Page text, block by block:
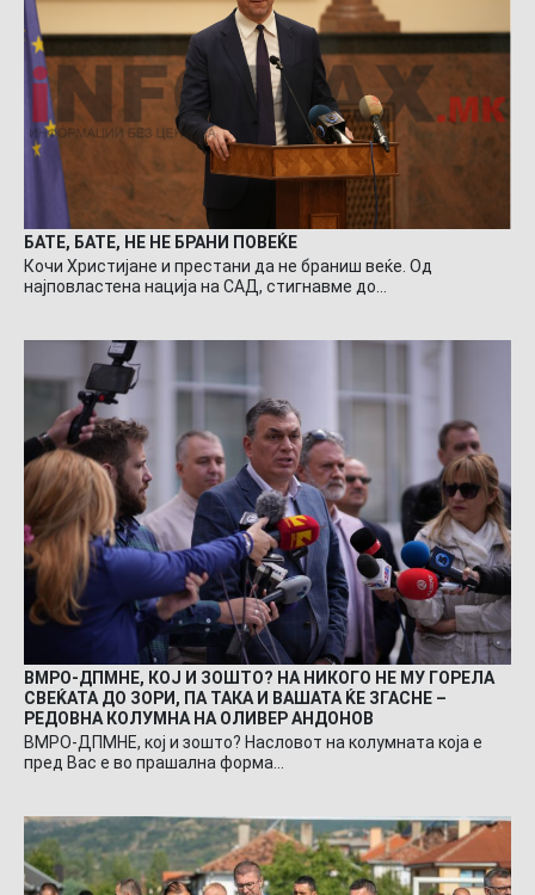
БАТЕ, БАТЕ, НЕ НЕ БРАНИ ПОВЕЌЕ
Кочи Христијане и престани да не браниш веќе. Од
најповластена нација на САД, стигнавме до…
ВМРО-ДПМНЕ, КОЈ И ЗОШТО? НА НИКОГО НЕ МУ ГОРЕЛА
СВЕЌАТА ДО ЗОРИ, ПА ТАКА И ВАШАТА ЌЕ ЗГАСНЕ –
РЕДОВНА КОЛУМНА НА ОЛИВЕР АНДОНОВ
ВМРО-ДПМНЕ, кој и зошто? Насловот на колумната која е
пред Вас е во прашална форма…